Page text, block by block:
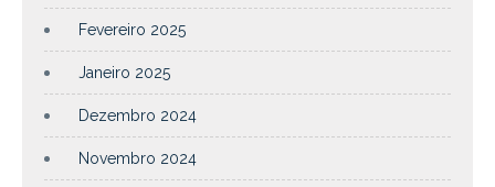
Fevereiro 2025
Janeiro 2025
Dezembro 2024
Novembro 2024